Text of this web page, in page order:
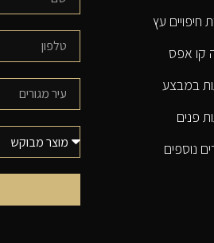
חיפויים עץ
קו אפס
במבצע
פנים
נוספים